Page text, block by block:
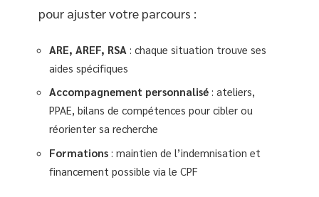
pour ajuster votre parcours :
ARE, AREF, RSA : chaque situation trouve ses
aides spécifiques
Accompagnement personnalisé : ateliers,
PPAE, bilans de compétences pour cibler ou
réorienter sa recherche
Formations : maintien de l’indemnisation et
financement possible via le CPF